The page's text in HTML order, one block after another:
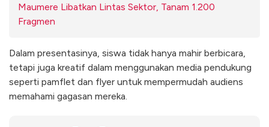
Maumere Libatkan Lintas Sektor, Tanam 1.200
Fragmen
Dalam presentasinya, siswa tidak hanya mahir berbicara,
tetapi juga kreatif dalam menggunakan media pendukung
seperti pamflet dan flyer untuk mempermudah audiens
memahami gagasan mereka.